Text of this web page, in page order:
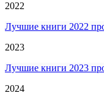
2022
Лучшие книги 2022
2023
Лучшие книги 2023
2024